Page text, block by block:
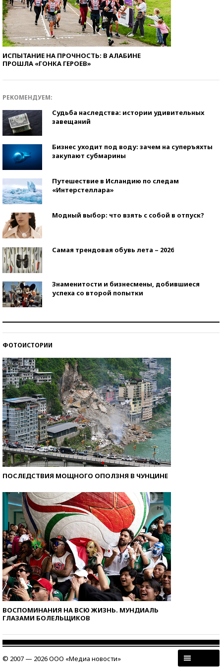
ИСПЫТАНИЕ НА ПРОЧНОСТЬ: В АЛАБИНЕ
ПРОШЛА «ГОНКА ГЕРОЕВ»
РЕКОМЕНДУЕМ:
Судьба наследства: истории удивительных
завещаний
Бизнес уходит под воду: зачем на суперъяхты
закупают субмарины
Путешествие в Исландию по следам
«Интерстеллара»
Модный выбор: что взять с собой в отпуск?
Самая трендовая обувь лета – 2026
Знаменитости и бизнесмены, добившиеся
успеха со второй попытки
ФОТОИСТОРИИ
ПОСЛЕДСТВИЯ МОЩНОГО ОПОЛЗНЯ В ЧУНЦИНЕ
ВОСПОМИНАНИЯ НА ВСЮ ЖИЗНЬ. МУНДИАЛЬ
ГЛАЗАМИ БОЛЕЛЬЩИКОВ
© 2007 — 2026 ООО «Медиа новости»